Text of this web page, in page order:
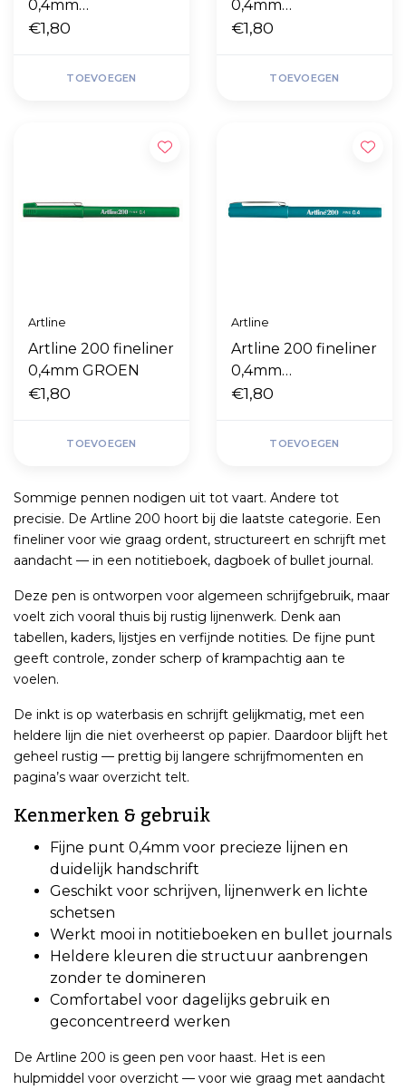
0,4mm
DONKERROOD
€1,80
TOEVOEGEN
0,4mm
TURQUOISE
€1,80
TOEVOEGEN
Artline
Artline 200 fineliner
0,4mm GROEN
€1,80
TOEVOEGEN
Artline
Artline 200 fineliner
0,4mm
DONKERGROEN
€1,80
TOEVOEGEN
Sommige pennen nodigen uit tot vaart. Andere tot
precisie. De Artline 200 hoort bij die laatste categorie. Een
fineliner voor wie graag ordent, structureert en schrijft met
aandacht — in een notitieboek, dagboek of bullet journal.
Deze pen is ontworpen voor algemeen schrijfgebruik, maar
voelt zich vooral thuis bij rustig lijnenwerk. Denk aan
tabellen, kaders, lijstjes en verfijnde notities. De fijne punt
geeft controle, zonder scherp of krampachtig aan te
voelen.
De inkt is op waterbasis en schrijft gelijkmatig, met een
heldere lijn die niet overheerst op papier. Daardoor blijft het
geheel rustig — prettig bij langere schrijfmomenten en
pagina’s waar overzicht telt.
Kenmerken & gebruik
Fijne punt 0,4mm voor precieze lijnen en
duidelijk handschrift
Geschikt voor schrijven, lijnenwerk en lichte
schetsen
Werkt mooi in notitieboeken en bullet journals
Heldere kleuren die structuur aanbrengen
zonder te domineren
Comfortabel voor dagelijks gebruik en
geconcentreerd werken
De Artline 200 is geen pen voor haast. Het is een
hulpmiddel voor overzicht — voor wie graag met aandacht